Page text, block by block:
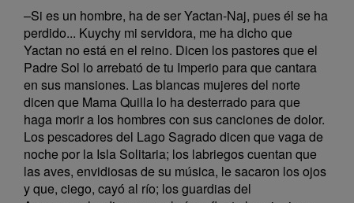
–Si es un hombre, ha de ser Yactan-Naj, pues él se ha
perdido... Kuychy mi servidora, me ha dicho que
Yactan no está en el reino. Dicen los pastores que el
Padre Sol lo arrebató de tu Imperio para que cantara
en sus mansiones. Las blancas mujeres del norte
dicen que Mama Quilla lo ha desterrado para que
haga morir a los hombres con sus canciones de dolor.
Los pescadores del Lago Sagrado dicen que vaga de
noche por la Isla Solitaria; los labriegos cuentan que
las aves, envidiosas de su música, le sacaron los ojos
y que, ciego, cayó al río; los guardias del